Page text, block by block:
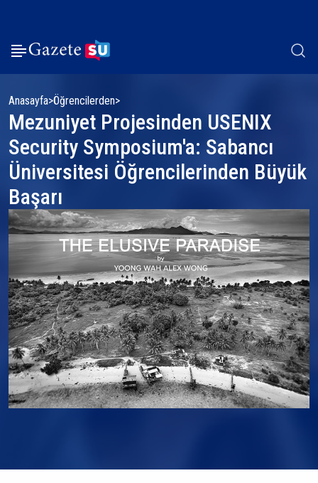
Anasayfa Öğrencilerden
Mezuniyet Projesinden USENIX
Security Symposium'a: Sabancı
Üniversitesi Öğrencilerinden Büyük
Başarı